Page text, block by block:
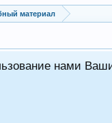
материал
нами